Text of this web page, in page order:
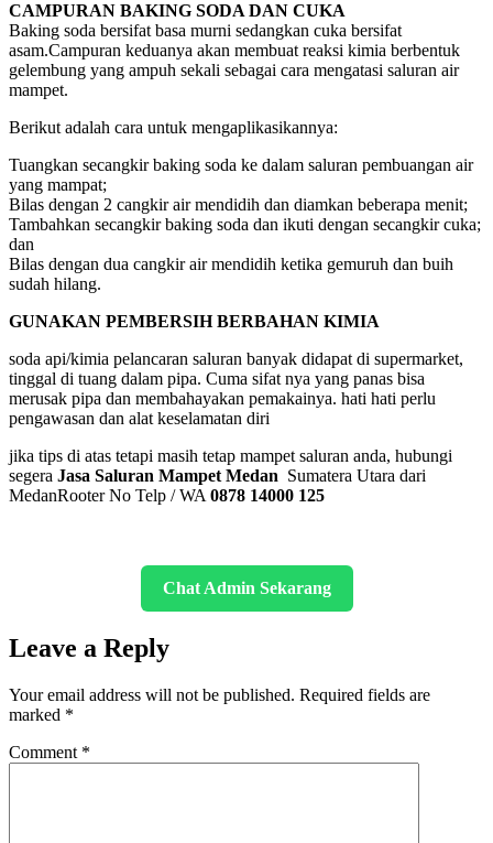
CAMPURAN BAKING SODA DAN CUKA
Baking soda bersifat basa murni sedangkan cuka bersifat
asam.Campuran keduanya akan membuat reaksi kimia berbentuk
gelembung yang ampuh sekali sebagai cara mengatasi saluran air
mampet.
Berikut adalah cara untuk mengaplikasikannya:
Tuangkan secangkir baking soda ke dalam saluran pembuangan air
yang mampat;
Bilas dengan 2 cangkir air mendidih dan diamkan beberapa menit;
Tambahkan secangkir baking soda dan ikuti dengan secangkir cuka;
dan
Bilas dengan dua cangkir air mendidih ketika gemuruh dan buih
sudah hilang.
GUNAKAN PEMBERSIH BERBAHAN KIMIA
soda api/kimia pelancaran saluran banyak didapat di supermarket,
tinggal di tuang dalam pipa. Cuma sifat nya yang panas bisa
merusak pipa dan membahayakan pemakainya. hati hati perlu
pengawasan dan alat keselamatan diri
jika tips di atas tetapi masih tetap mampet saluran anda, hubungi
segera Jasa Saluran Mampet Medan Sumatera Utara dari
MedanRooter No Telp / WA 0878 14000 125
Chat Admin Sekarang
Leave a Reply
Your email address will not be published. Required fields are
marked *
Comment *